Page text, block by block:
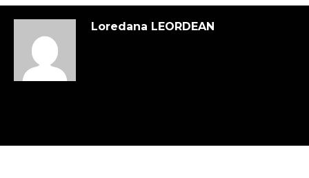
Loredana LEORDEAN